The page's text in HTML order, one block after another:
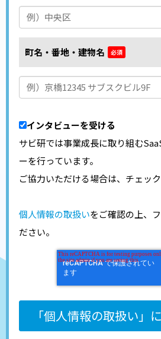
町名・番地・建物名 *
サビ研では事業成長に取り組む
ーを行っています。
ご協力いただける場合は、チェッ
インタビューを受ける
個人情報の取扱いをご確認の上、
ださい。